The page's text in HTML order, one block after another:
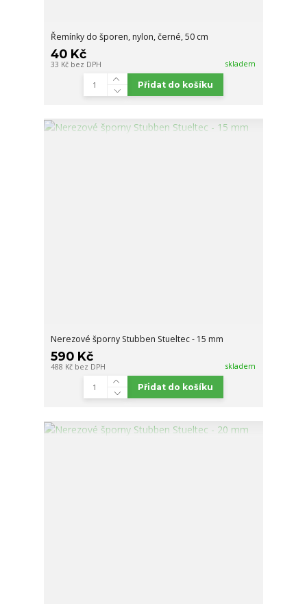
Řemínky do šporen, nylon, černé, 50 cm
40 Kč
33 Kč bez DPH skladem
Přidat do košíku
Nerezové šporny Stubben Stueltec - 15 mm
590 Kč
488 Kč bez DPH skladem
Přidat do košíku